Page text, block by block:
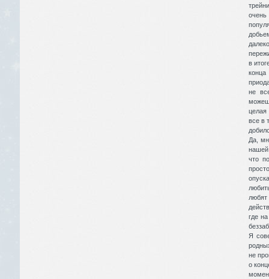
в
конца
не
целая
все в
Да,
нашей
что
где
Я
не
о